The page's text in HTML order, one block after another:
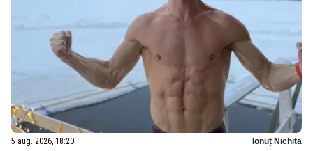
5 aug. 2026, 18:20 Ionuț Nichita